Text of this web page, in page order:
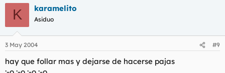
K karamelito
Asiduo
3 May 2004 #9
hay que follar mas y dejarse de hacerse pajas